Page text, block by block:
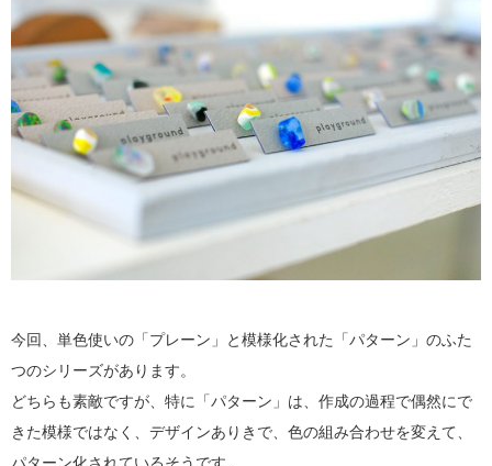
今回、単色使いの「プレーン」と模様化された「パターン」のふた
つのシリーズがあります。
どちらも素敵ですが、特に「パターン」は、作成の過程で偶然にで
きた模様ではなく、デザインありきで、色の組み合わせを変えて、